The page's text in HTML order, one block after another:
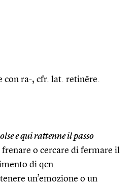
con ra-, cfr. lat. retinēre.
e qui rattenne il passo
o cercare di fermare il
di qcn.
un’emozione o un